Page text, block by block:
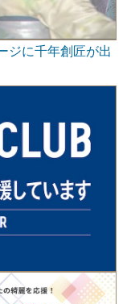
ジに千年創匠が出